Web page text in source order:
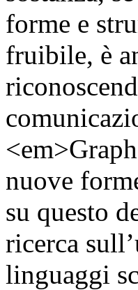
forme e
fruibile, è
nuove
su questo
ricerca
linguaggi